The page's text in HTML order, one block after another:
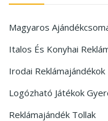
Magyaros
Italos És Konyhai
Irodai Reklámajándékok
Logózható Játékok
Reklámajándék Tollak